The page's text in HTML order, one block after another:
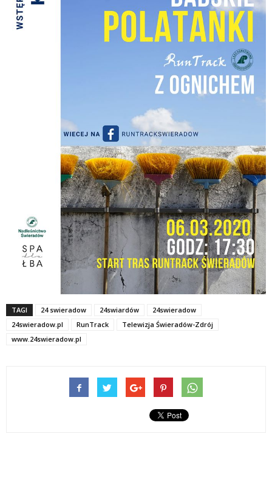
TAGI 24 swieradow 24swiardów
24swieradow
24swieradow.pl
RunTrack
Telewizja Świeradów-Zdrój
www.24swieradow.pl